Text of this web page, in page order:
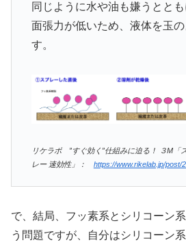
同じように水や油も嫌うとと
面張力が低いため、液体を玉
す。
リケラボ ”すぐ効く”仕組みに迫る！ ３M「
レー 速効性」： https://www.rikelab.jp/post/
で、結局、フッ素系とシリコーン
う問題ですが、自分はシリコーン